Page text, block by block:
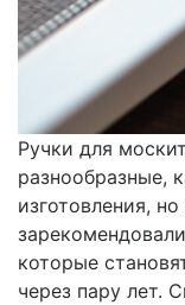
Ручки для
разнообразные,
изготовления,
которые
через пару лет.